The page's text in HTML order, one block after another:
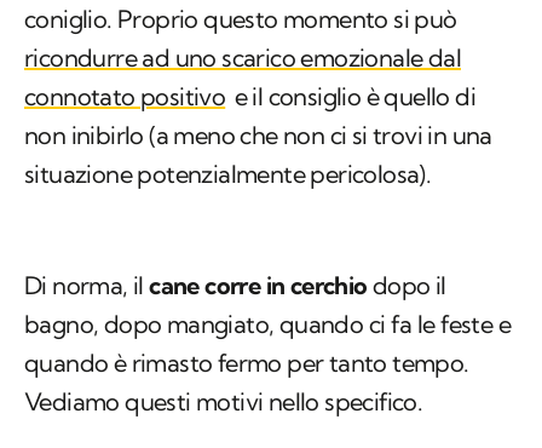
coniglio. Proprio questo momento si può
ricondurre ad uno scarico emozionale dal
connotato positivo e il consiglio è quello di
non inibirlo (a meno che non ci si trovi in una
situazione potenzialmente pericolosa).
Di norma, ilcane corre in cerchiodopo il
bagno, dopo mangiato, quando ci fa le feste e
quando è rimasto fermo per tanto tempo.
Vediamo questi motivi nello specifico.